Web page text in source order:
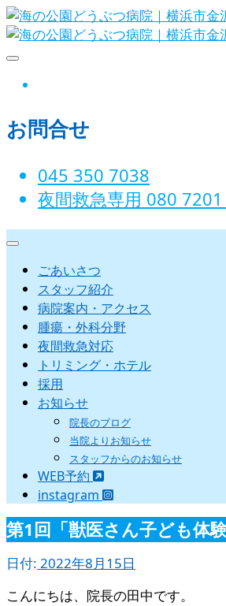
Skip
to
お問合せ
045 350 7038‬
夜間救急専用 080
ごあいさつ
スタッフ紹介
病院案内・アクセス
腫瘍・外科分野
夜間救急対応
トリミング・ホテル
採用
お知らせ
院長のブログ
当院よりお知らせ
スタッフからのお知らせ
WEB予約
instagram
第1回「獣医さん子ども体
日付: 2022年8月15日
こんにちは、院長の田中です。